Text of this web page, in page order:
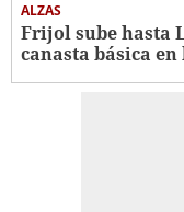
ALZAS
Frijol sube hasta
canasta básica